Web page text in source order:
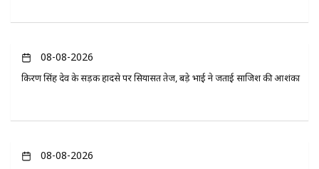
08-08-2026
किरण सिंह देव के सड़क हादसे पर सियासत तेज, बड़े भाई ने जताई साजिश की आशंका
08-08-2026